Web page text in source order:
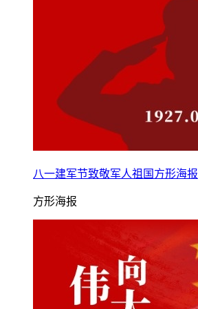
八一建军节致敬军人祖国方形海报
方形海报